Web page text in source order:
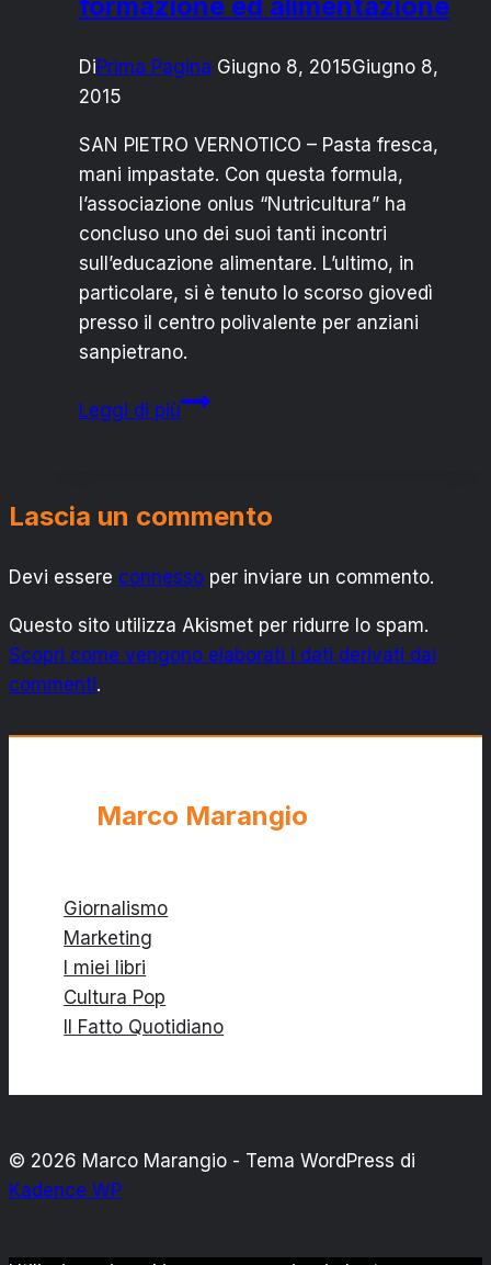
DiPrima Pagina Giugno 8, 2015Giugno 8,
2015
SAN PIETRO VERNOTICO – Pasta fresca,
mani impastate. Con questa formula,
l’associazione onlus “Nutricultura” ha
concluso uno dei suoi tanti incontri
sull’educazione alimentare. L’ultimo, in
particolare, si è tenuto lo scorso giovedì
presso il centro polivalente per anziani
sanpietrano.
Leggi di piùSan
tra
ed
Lascia un commento
Devi essere connesso per inviare un commento.
Questo sito utilizza Akismet per ridurre lo spam.
Scopri come vengono elaborati i dati derivati dai
commenti.
Marco Marangio
Giornalismo
Marketing
I miei libri
Cultura Pop
Il Fatto Quotidiano
© 2026 Marco Marangio - Tema WordPress di
Kadence WP